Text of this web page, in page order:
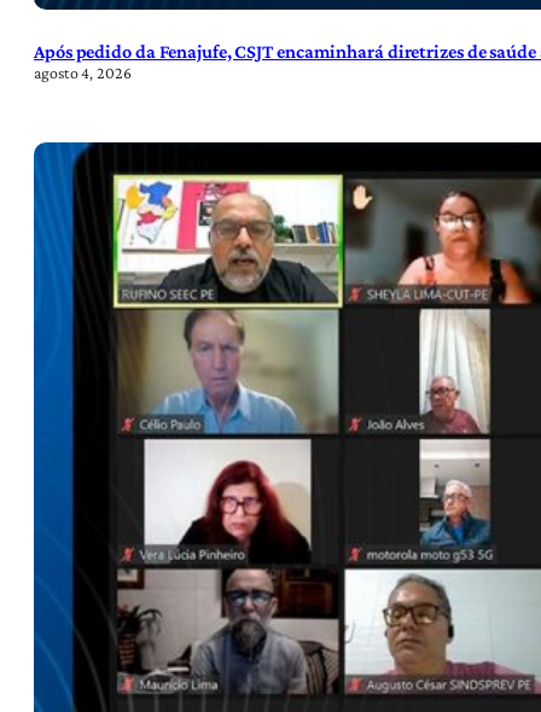
Após pedido da Fenajufe, CSJT encaminhará diretrizes de
agosto 4, 2026